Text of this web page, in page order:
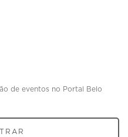
de eventos no Portal Belo